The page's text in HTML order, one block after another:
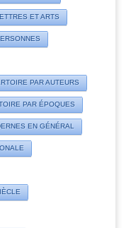
ET ARTS
PAR AUTEURS
PAR ÉPOQUES
EN GÉNÉRAL